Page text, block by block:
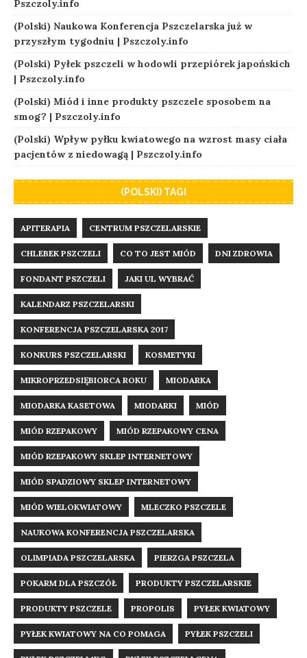
Pszczoly.info
(Polski) Naukowa Konferencja Pszczelarska już w
przyszłym tygodniu | Pszczoly.info
(Polski) Pyłek pszczeli w hodowli przepiórek japońskich
| Pszczoly.info
(Polski) Miód i inne produkty pszczele sposobem na
smog? | Pszczoly.info
(Polski) Wpływ pyłku kwiatowego na wzrost masy ciała
pacjentów z niedowagą | Pszczoly.info
(POLSKI) TAGI
APITERAPIA CENTRUM PSZCZELARSKIE
CHLEBEK PSZCZELI CO TO JEST MIÓD DNI ZDROWIA
FONDANT PSZCZELI JAKI UL WYBRAĆ
KALENDARZ PSZCZELARSKI
KONFERENCJA PSZCZELARSKA 2017
KONKURS PSZCZELARSKI KOSMETYKI
MIKROPRZEDSIĘBIORCA ROKU MIODARKA
MIODARKA KASETOWA MIODARKI MIÓD
MIÓD RZEPAKOWY MIÓD RZEPAKOWY CENA
MIÓD RZEPAKOWY SKLEP INTERNETOWY
MIÓD SPADZIOWY SKLEP INTERNETOWY
MIÓD WIELOKWIATOWY MLECZKO PSZCZELE
NAUKOWA KONFERENCJA PSZCZELARSKA
OLIMPIADA PSZCZELARSKA PIERZGA PSZCZELA
POKARM DLA PSZCZÓŁ PRODUKTY PSZCZELARSKIE
PRODUKTY PSZCZELE PROPOLIS PYŁEK KWIATOWY
PYŁEK KWIATOWY NA CO POMAGA PYŁEK PSZCZELI